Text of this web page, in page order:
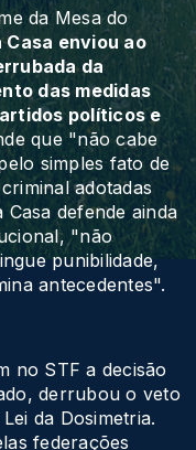
da Mesa do
enviou ao
da
das medidas
políticos e
que "não cabe
simples fato de
adotadas
defende ainda
"não
punibilidade,
antecedentes".
no STF a decisão
derrubou o veto
da Dosimetria.
federações